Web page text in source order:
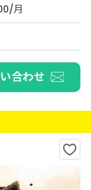
月
合わせ